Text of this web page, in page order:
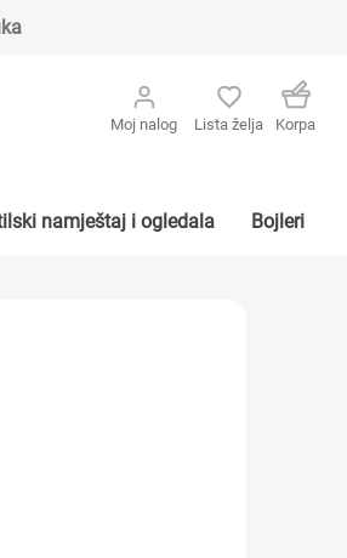
Moj nalog Lista želja Korpa
namještaj i ogledala Bojleri